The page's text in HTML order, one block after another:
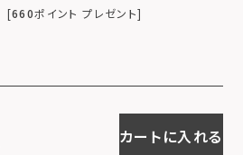
660ポイント プレゼント
カートに入れる